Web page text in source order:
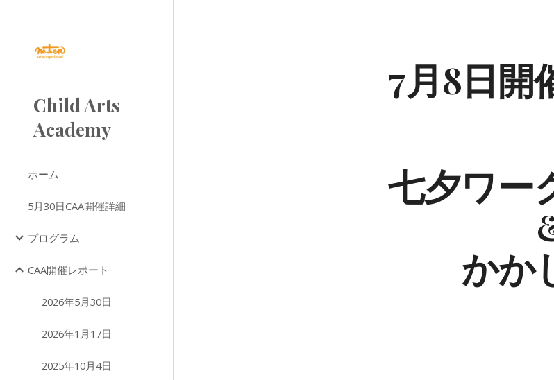
Child Arts
Academy
ホーム
5月30日CAA開催詳細
プログラム
CAA開催レポート
2026年5月30日
2026年1月17日
2025年10月4日
7月8日開
七夕ワー
かか